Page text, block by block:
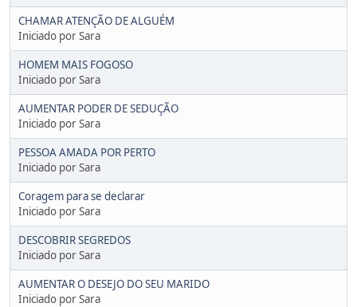
CHAMAR ATENÇÃO DE ALGUÉM
Iniciado por Sara
HOMEM MAIS FOGOSO
Iniciado por Sara
AUMENTAR PODER DE SEDUÇÃO
Iniciado por Sara
PESSOA AMADA POR PERTO
Iniciado por Sara
Coragem para se declarar
Iniciado por Sara
DESCOBRIR SEGREDOS
Iniciado por Sara
AUMENTAR O DESEJO DO SEU MARIDO
Iniciado por Sara